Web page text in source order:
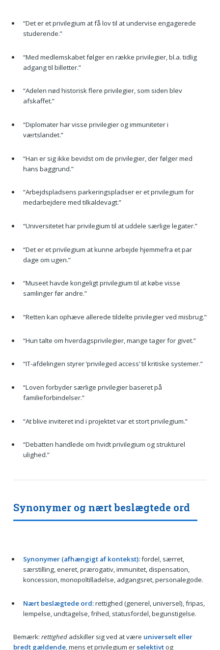
“Det er et privilegium at få lov til at undervise engagerede
studerende.”
“Med medlemskabet følger en række privilegier, bl.a. tidlig
adgang til billetter.”
“Adelen nød historisk flere privilegier, som siden blev
afskaffet.”
“Diplomater har visse privilegier og immuniteter i
værtslandet.”
“Han er sig ikke bevidst om de privilegier, der følger med
hans baggrund.”
“Arbejdspladsens parkeringspladser er et privilegium for
medarbejdere med tilkaldevagt.”
“Universitetet har privilegium til at uddele særlige legater.”
“Det er et privilegium at kunne arbejde hjemmefra et par
dage om ugen.”
“Museet havde kongeligt privilegium til at købe visse
samlinger før andre.”
“Retten kan ophæve allerede tildelte privilegier ved misbrug.”
“Hun talte om hverdagsprivilegier, mange tager for givet.”
“IT-afdelingen styrer ‘privileged access’ til kritiske systemer.”
“Loven forbyder særlige privilegier baseret på
familieforbindelser.”
“At blive inviteret ind i projektet var et stort privilegium.”
“Debatten handlede om hvidt privilegium og strukturel
ulighed.”
Synonymer og nært beslægtede ord
Synonymer (afhængigt af kontekst):fordel, særret,
særstilling, eneret, prærogativ, immunitet, dispensation,
koncession, monopoltilladelse, adgangsret, personalegode.
Nært beslægtede ord:rettighed (generel, universel), fripas,
lempelse, undtagelse, frihed, statusfordel, begunstigelse.
Bemærk: rettighedadskiller sig ved at være universelt eller
bredt gældende, mens et privilegium er selektivtog